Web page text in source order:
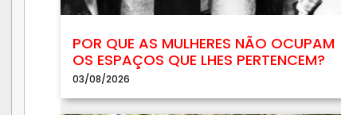
POR QUE AS MULHERES NÃO OCUPAM
OS ESPAÇOS QUE LHES PERTENCEM?
03/08/2026